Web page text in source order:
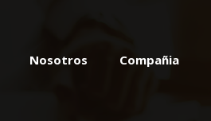
Nosotros Compañia